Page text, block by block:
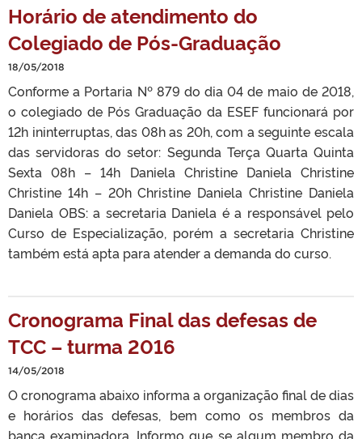
Horário de atendimento do
Colegiado de Pós-Graduação
18/05/2018
Conforme a Portaria Nº 879 do dia 04 de maio de 2018,
o colegiado de Pós Graduação da ESEF funcionará por
12h ininterruptas, das 08h as 20h, com a seguinte escala
das servidoras do setor: Segunda Terça Quarta Quinta
Sexta 08h – 14h Daniela Christine Daniela Christine
Christine 14h – 20h Christine Daniela Christine Daniela
Daniela OBS: a secretaria Daniela é a responsável pelo
Curso de Especialização, porém a secretaria Christine
também está apta para atender a demanda do curso.
Cronograma Final das defesas de
TCC – turma 2016
14/05/2018
O cronograma abaixo informa a organização final de dias
e horários das defesas, bem como os membros da
banca examinadora. Informo que se algum membro da